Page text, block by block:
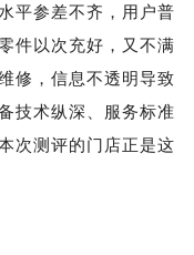
平参差不齐，用户普
件以次充好，又不满
修，信息不透明导致
技术纵深、服务标准
次测评的门店正是这